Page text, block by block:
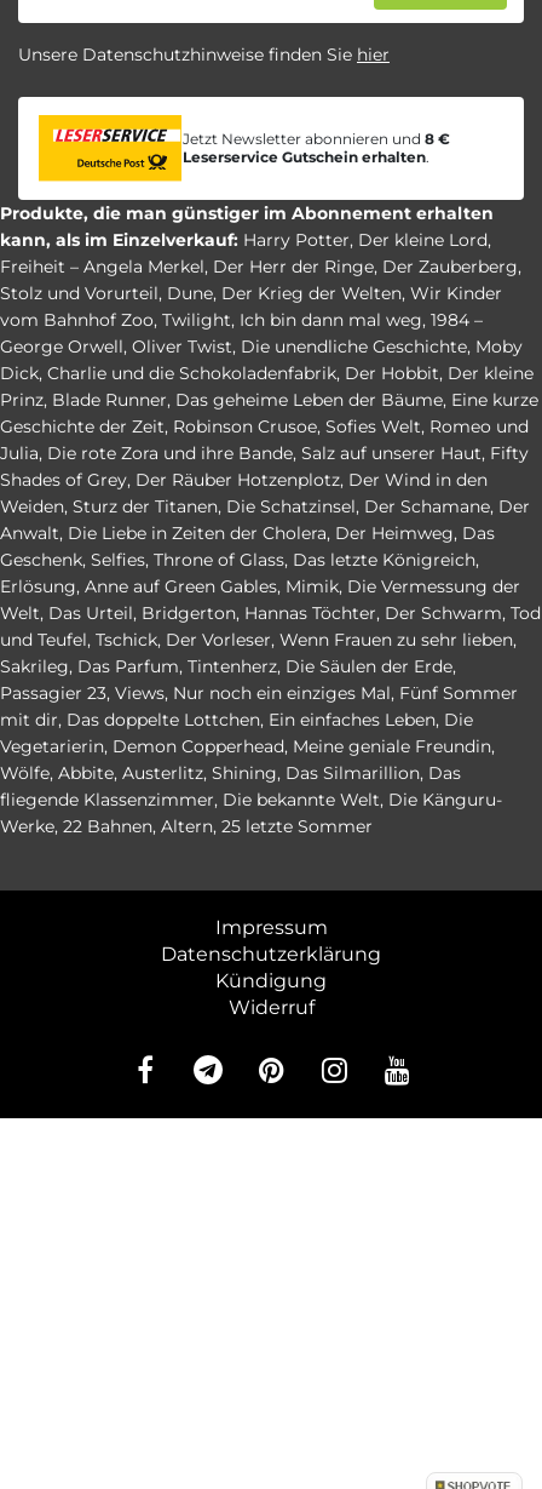
Unsere Datenschutzhinweise finden Sie hier
Jetzt Newsletter abonnieren und 8 €
Leserservice Gutschein erhalten.
Produkte, die man günstiger im Abonnement erhalten
kann, als im Einzelverkauf: Harry Potter, Der kleine Lord,
Freiheit – Angela Merkel, Der Herr der Ringe, Der Zauberberg,
Stolz und Vorurteil, Dune, Der Krieg der Welten, Wir Kinder
vom Bahnhof Zoo, Twilight, Ich bin dann mal weg, 1984 –
George Orwell, Oliver Twist, Die unendliche Geschichte, Moby
Dick, Charlie und die Schokoladenfabrik, Der Hobbit, Der kleine
Prinz, Blade Runner, Das geheime Leben der Bäume, Eine kurze
Geschichte der Zeit, Robinson Crusoe, Sofies Welt, Romeo und
Julia, Die rote Zora und ihre Bande, Salz auf unserer Haut, Fifty
Shades of Grey, Der Räuber Hotzenplotz, Der Wind in den
Weiden, Sturz der Titanen, Die Schatzinsel, Der Schamane, Der
Anwalt, Die Liebe in Zeiten der Cholera, Der Heimweg, Das
Geschenk, Selfies, Throne of Glass, Das letzte Königreich,
Erlösung, Anne auf Green Gables, Mimik, Die Vermessung der
Welt, Das Urteil, Bridgerton, Hannas Töchter, Der Schwarm, Tod
und Teufel, Tschick, Der Vorleser, Wenn Frauen zu sehr lieben,
Sakrileg, Das Parfum, Tintenherz, Die Säulen der Erde,
Passagier 23, Views, Nur noch ein einziges Mal, Fünf Sommer
mit dir, Das doppelte Lottchen, Ein einfaches Leben, Die
Vegetarierin, Demon Copperhead, Meine geniale Freundin,
Wölfe, Abbite, Austerlitz, Shining, Das Silmarillion, Das
fliegende Klassenzimmer, Die bekannte Welt, Die Känguru-
Werke, 22 Bahnen, Altern, 25 letzte Sommer
Impressum
Datenschutzerklärung
Kündigung
Widerruf